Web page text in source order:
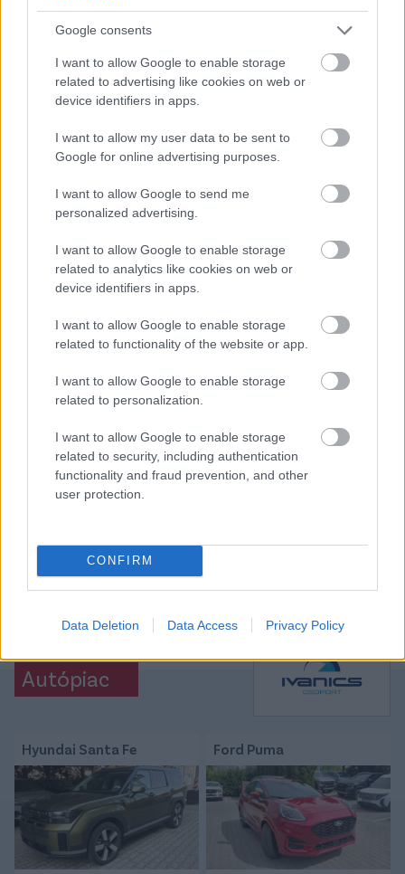
Google consents
I want to allow Google to enable storage
related to advertising like cookies on web or
device identifiers in apps.
I want to allow my user data to be sent to
Google for online advertising purposes.
I want to allow Google to send me
personalized advertising.
I want to allow Google to enable storage
related to analytics like cookies on web or
device identifiers in apps.
I want to allow Google to enable storage
related to functionality of the website or app.
I want to allow Google to enable storage
related to personalization.
I want to allow Google to enable storage
related to security, including authentication
functionality and fraud prevention, and other
user protection.
CONFIRM
Data Deletion Data Access Privacy Policy
NB II: 10 gólos őrület a Haladás-
stadionban, a Diósgyőr elgázolta az
ETO-t - eredmények, videók
Az éllovas Diósgyőr továbbra is négypontos előnnyel
vezeti a tabellát, miután 3-0-ra legyőzte idegenben az
ETO-t. Jelenlegi elsőszámú üldözője, a még mindig
veretlen PMFC egy hajrábeli góllal múlt felül megyei
riválisát, a Szentlőrincet. A harmadik baranyai gárda, a
Kozármisleny Szombathelyen az ősz talán legőrültebb
meccsén kapott ki 6-4-re a Haladástól. Az Ajkának
egy kihagyott 11-es is belefért a Dorog ellen, a
Tiszakécske közben két góllal verte a Békéscsabát. A
vasárnap késő délutáni eredmények az NB II-ből.
Itt állíthatod be, hogy a Csakfoci az elsők
között legyen a Google-találatokban
Autópiac
Hyundai Santa Fe Ford Puma